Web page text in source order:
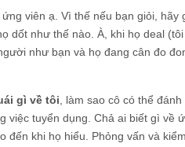
viên ạ. Vì thế nếu bạn giỏi, hãy
dốt như thế nào. À, khi họ deal
như bạn và họ đang cân đo
gì về tôi, làm sao cô có thể
việc tuyển dụng. Chả ai biết gì về
đến khi họ hiểu. Phỏng vấn và